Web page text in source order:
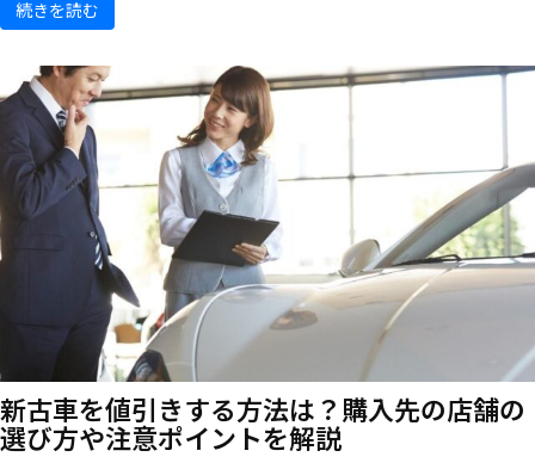
続きを読む
新古車を値引きする方法は？購入先の店舗の
選び方や注意ポイントを解説